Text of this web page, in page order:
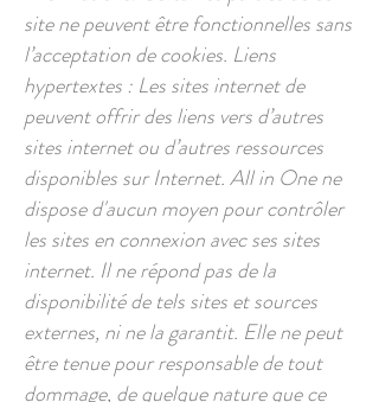
site ne peuvent être fonctionnelles sans
l’acceptation de cookies. Liens
hypertextes : Les sites internet de
peuvent offrir des liens vers d’autres
sites internet ou d’autres ressources
disponibles sur Internet. All in One ne
dispose d'aucun moyen pour contrôler
les sites en connexion avec ses sites
internet. Il ne répond pas de la
disponibilité de tels sites et sources
externes, ni ne la garantit. Elle ne peut
être tenue pour responsable de tout
dommage, de quelque nature que ce